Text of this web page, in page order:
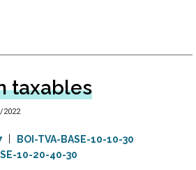
taxables
2022
BOI-TVA-BASE-10-10-30
10-20-40-30